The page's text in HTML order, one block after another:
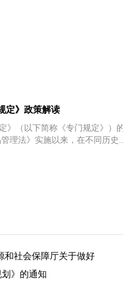
定》政策解读
》（以下简称《专门规定》）
法》实施以来，在不同历史...
和社会保障厅关于做好
》的通知